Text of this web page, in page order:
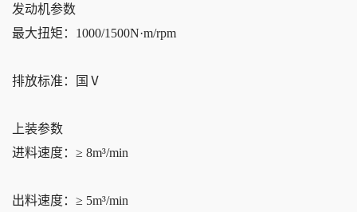
发动机参数
最大扭矩：1000/1500N·m/rpm
排放标准：国Ⅴ
上装参数
进料速度：≥ 8m³/min
出料速度：≥ 5m³/min